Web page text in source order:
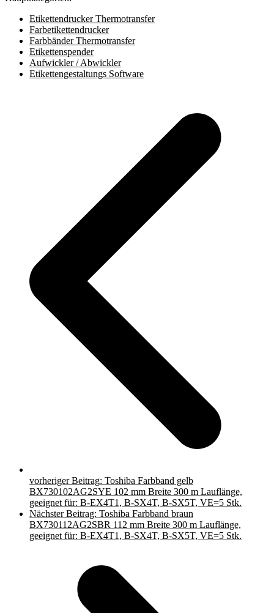
Etikettendrucker Thermotransfer
Farbetikettendrucker
Farbbänder Thermotransfer
Etikettenspender
Aufwickler / Abwickler
Etikettengestaltungs Software
vorheriger Beitrag: Toshiba Farbband gelb
BX730102AG2SYE 102 mm Breite 300 m Lauflänge,
geeignet für: B-EX4T1, B-SX4T, B-SX5T, VE=5 Stk.
Nächster Beitrag: Toshiba Farbband braun
BX730112AG2SBR 112 mm Breite 300 m Lauflänge,
geeignet für: B-EX4T1, B-SX4T, B-SX5T, VE=5 Stk.